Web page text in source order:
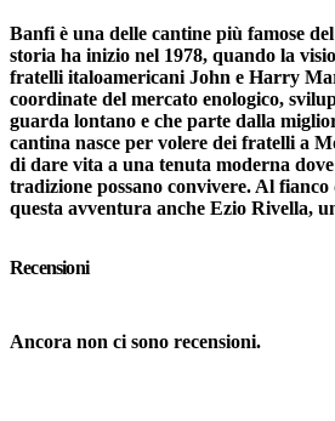
Banfi è una delle cantine più famose
storia ha inizio nel 1978, quando la
fratelli italoamericani John e Harry
coordinate del mercato enologico,
guarda lontano e che parte dalla
cantina nasce per volere dei fratelli a
di dare vita a una tenuta moderna
tradizione possano convivere. Al
questa avventura anche Ezio Rivella,
Recensioni
Ancora non ci sono recensioni.